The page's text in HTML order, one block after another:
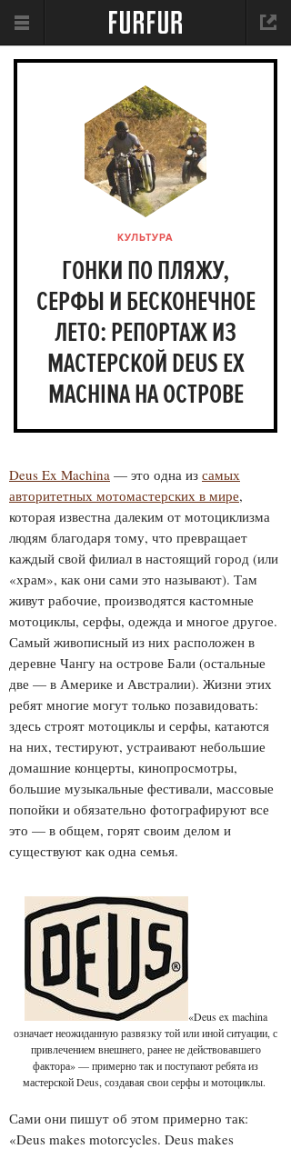
КУЛЬТУРА
ГОНКИ ПО ПЛЯЖУ,
СЕРФЫ И БЕСКОНЕЧНОЕ
ЛЕТО: РЕПОРТАЖ ИЗ
МАСТЕРСКОЙ DEUS EX
MACHINA НА ОСТРОВЕ
БАЛИ
Deus Ex Machina — это одна из самых
авторитетных мотомастерских в мире,
которая известна далеким от мотоциклизма
людям благодаря тому, что превращает
каждый свой филиал в настоящий город (или
«храм», как они сами это называют). Там
живут рабочие, производятся кастомные
мотоциклы, серфы, одежда и многое другое.
Самый живописный из них расположен в
деревне Чангу на острове Бали (остальные
две — в Америке и Австралии). Жизни этих
ребят многие могут только позавидовать:
здесь строят мотоциклы и серфы, катаются
на них, тестируют, устраивают небольшие
домашние концерты, кинопросмотры,
большие музыкальные фестивали, массовые
попойки и обязательно фотографируют все
это — в общем, горят своим делом и
существуют как одна семья.
«Deus ex machina
означает неожиданную развязку той или иной ситуации, с
привлечением внешнего, ранее не действовавшего
фактора» — примерно так и поступают ребята из
мастерской Deus, создавая свои серфы и мотоциклы.
Сами они пишут об этом примерно так:
«Deus makes motorcycles. Deus makes